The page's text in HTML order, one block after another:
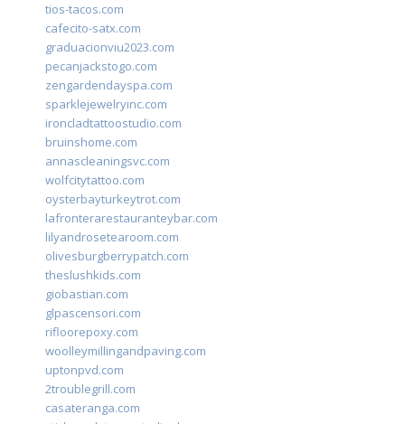
tios-tacos.com
cafecito-satx.com
graduacionviu2023.com
pecanjackstogo.com
zengardendayspa.com
sparklejewelryinc.com
ironcladtattoostudio.com
bruinshome.com
annascleaningsvc.com
wolfcitytattoo.com
oysterbayturkeytrot.com
lafronterarestauranteybar.com
lilyandrosetearoom.com
olivesburgberrypatch.com
theslushkids.com
giobastian.com
glpascensori.com
rifloorepoxy.com
woolleymillingandpaving.com
uptonpvd.com
2troublegrill.com
casateranga.com